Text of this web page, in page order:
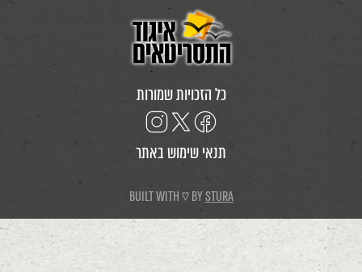
כל הזכויות שמורות
תנאי שימוש באתר
BUILT WITH ♡ BYSTURA